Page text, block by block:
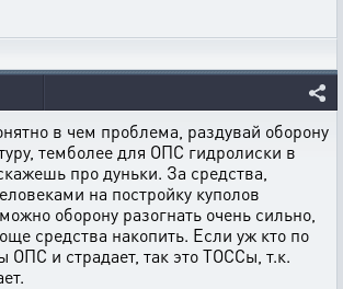
в чем проблема, раздувай оборону
темболее для ОПС гидролиски в
про дуньки. За средства,
на постройку куполов
оборону разогнать очень сильно,
средства накопить. Если уж кто по
ОПС и страдает, так это ТОССы, т.к.